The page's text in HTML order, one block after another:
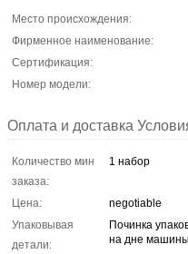
Место происхождения:
Фирменное наименование:
Сертификация:
Номер модели:
Оплата и доставка
Количество мин
заказа:
1 набор
Цена:
negotiable
Упаковывая
детали:
Починка
на дне машины